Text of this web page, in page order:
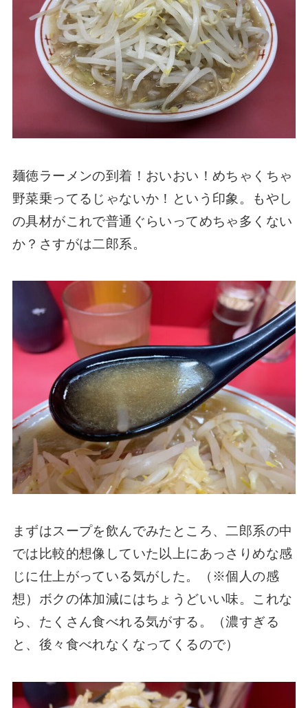
麺徳ラーメンの到着！おいおい！めちゃくちゃ
野菜乗ってるじゃないか！という印象。もやし
の具材がこれで普通ぐらいってめちゃ多くない
か？さすがは二郎系。
まずはスープを飲んでみたところ、二郎系の中
では比較的想像していた以上にあっさりめな感
じに仕上がっている気がした。（※個人の感
想）ボクの体加減にはちょうどいい味。これな
ら、たくさん食べれる気がする。（濃すぎる
と、後々食べれなくなってくるので）